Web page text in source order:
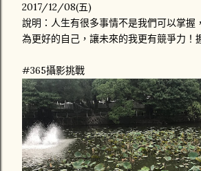
2017/12/08(五)
說明：人生有很多事情不是我們可以掌握
為更好的自己，讓未來的我更有競爭力！
#365攝影挑戰